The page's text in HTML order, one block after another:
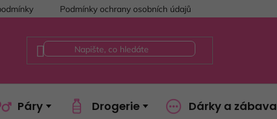
Podmínky ochrany osobních údajů
Páry Drogerie Dárky a zábava